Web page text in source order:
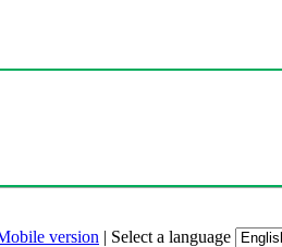
version | Select a language